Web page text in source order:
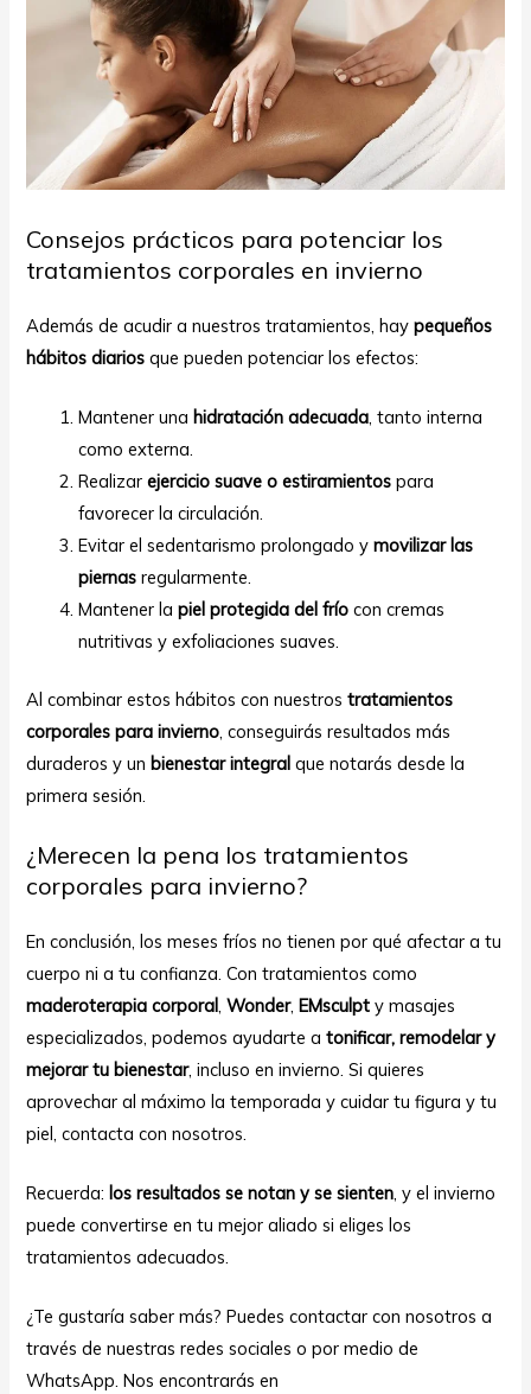
Consejos prácticos para potenciar los
tratamientos corporales en invierno
Además de acudir a nuestros tratamientos, haypequeños
hábitos diarios que pueden potenciar los efectos:
Mantener una hidratación adecuada, tanto interna
como externa.
Realizarejercicio suave o estiramientos para
favorecer la circulación.
Evitar el sedentarismo prolongado ymovilizar las
piernas regularmente.
Mantener lapiel protegida del frío con cremas
nutritivas y exfoliaciones suaves.
Al combinar estos hábitos con nuestrostratamientos
corporales para invierno, conseguirás resultados más
duraderos y un bienestar integral que notarás desde la
primera sesión.
¿Merecen la pena los tratamientos
corporales para invierno?
En conclusión, los meses fríos no tienen por qué afectar a tu
cuerpo ni a tu confianza. Con tratamientos como
maderoterapia corporal ,Wonder,EMsculpt y masajes
especializados, podemos ayudarte atonificar, remodelar y
mejorar tu bienestar, incluso en invierno. Si quieres
aprovechar al máximo la temporada y cuidar tu figura y tu
piel, contacta con nosotros.
Recuerda: los resultados se notan y se sienten, y el invierno
puede convertirse en tu mejor aliado si eliges los
tratamientos adecuados.
¿Te gustaría saber más? Puedes contactar con nosotros a
través de nuestras redes sociales o por medio de
WhatsApp. Nos encontrarás en